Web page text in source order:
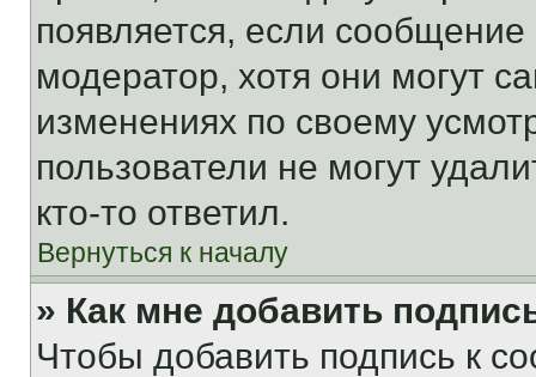
появляется, если
модератор, хотя они могут
изменениях по своему
пользователи не могут
кто-то ответил.
Вернуться к началу
» Как мне добавить
Чтобы добавить подпись к